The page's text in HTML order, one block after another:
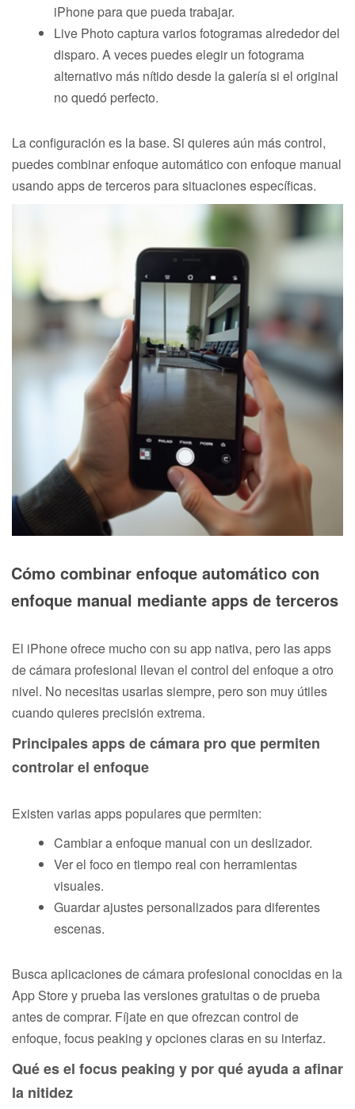
iPhone para que pueda trabajar.
Live Photo captura varios fotogramas alrededor del
disparo. A veces puedes elegir un fotograma
alternativo más nítido desde la galería si el original
no quedó perfecto.
La configuración es la base. Si quieres aún más control,
puedes combinar enfoque automático con enfoque manual
usando apps de terceros para situaciones específicas.
Cómo combinar enfoque automático con
enfoque manual mediante apps de terceros
El iPhone ofrece mucho con su app nativa, pero las apps
de cámara profesional llevan el control del enfoque a otro
nivel. No necesitas usarlas siempre, pero son muy útiles
cuando quieres precisión extrema.
Principales apps de cámara pro que permiten
controlar el enfoque
Existen varias apps populares que permiten:
Cambiar a enfoque manual con un deslizador.
Ver el foco en tiempo real con herramientas
visuales.
Guardar ajustes personalizados para diferentes
escenas.
Busca aplicaciones de cámara profesional conocidas en la
App Store y prueba las versiones gratuitas o de prueba
antes de comprar. Fíjate en que ofrezcan control de
enfoque, focus peaking y opciones claras en su interfaz.
Qué es el focus peaking y por qué ayuda a afinar
la nitidez